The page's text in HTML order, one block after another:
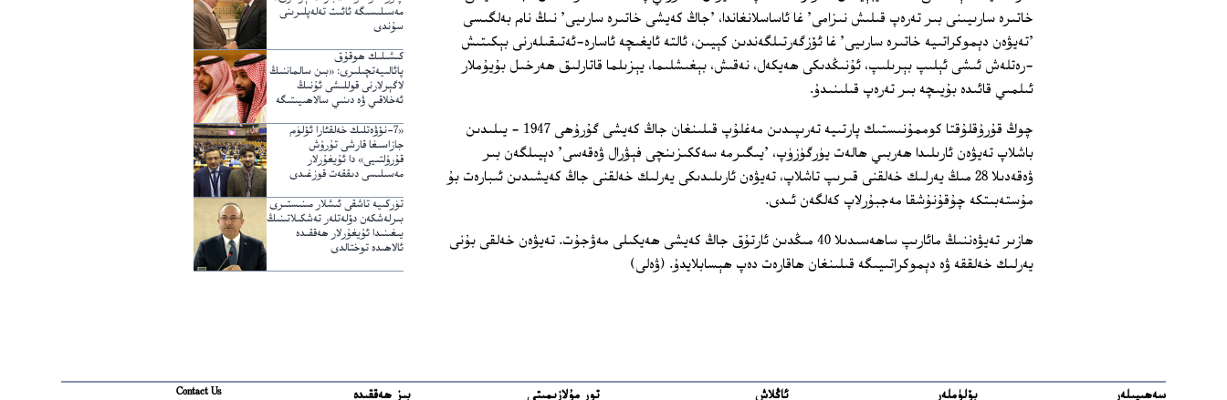
خاتىرە سارىيىنى بىر تەرەپ قىلىش نىزامى' غا ئاساسلانغاندا، 'جاڭ كەيشى خاتىرە سارىيى' نىڭ نام بەلگىسى
'تەيۋەن دېموكراتىيە خاتىرە سارىيى' غا ئۆزگەرتىلگەندىن كېيىن، ئالتە ئايغىچە ئاسارە-ئەتىقىلەرنى بېكىتىش
-رەتلەش ئىشى ئېلىپ بېرىلىپ، ئۇنىڭدىكى ھەيكەل، نەقىش، بېغىشلىما، يېزىلما قاتارلىق ھەرخىل بۇيۇملار
ئىلمىي قائىدە بۇيىچە بىر تەرەپ قىلىنىدۇ.
چوڭ قۇرۇقلۇقتا كوممۇنىستىك پارتىيە تەرىپىدىن مەغلۇپ قىلىنغان جاڭ كەيشى گۇرۇھى 1947 ‏- يىلىدىن
باشلاپ تەيۋەن ئارىلىدا ھەربىي ھالەت يۈرگۈزۈپ، 'يىگىرمە سەككىزىنچى فېۋرال ۋەقەسى' دېيىلگەن بىر
ۋەقەدىلا 28 مىڭ يەرلىك خەلقنى قىرىپ تاشلاپ، تەيۋەن ئارىلىدىكى يەرلىك خەلقنى جاڭ كەيشىدىن ئىبارەت بۇ
مۇستەبىتكە چۇقۇنۇشقا مەجبۇرلاپ كەلگەن ئىدى.
ھازىر تەيۋەننىڭ مائارىپ ساھەسىدىلا 40 مىڭدىن ئارتۇق جاڭ كەيشى ھەيكىلى مەۋجۇت. تەيۋەن خەلقى بۇنى
يەرلىك خەلققە ۋە دېموكراتىيىگە قىلىنغان ھاقارەت دەپ ھېسابلايدۇ. (ۋەلى)
مەسىلىسىگە ئائىت تەلەپلىرىنى
سۇندى
كىشىلىك ھوقۇق
پائالىيەتچىلىرى: «بىن سالماننىڭ
لاگېرلارنى قوللىشى ئۇنىڭ
ئەخلاقىي ۋە دىنىي سالاھىيىتىگە
«7-نۆۋەتلىك خەلقئارا ئۆلۈم
جازاسىغا قارشى تۇرۇش
قۇرۇلتىيى» دا ئۇيغۇرلار
مەسىلىسى دىققەت قوزغىدى
تۈركىيە تاشقى ئىشلار مىنىستىرى
بىرلەشكەن دۆلەتلەر تەشكىلاتىنىڭ
يىغىنىدا ئۇيغۇرلار ھەققىدە
ئالاھىدە توختالدى
سەھىپىلەر
بۆلۈملەر
ئاڭلاش
تور مۇلازىمىتى
بىز ھەققىدە
Contact Us